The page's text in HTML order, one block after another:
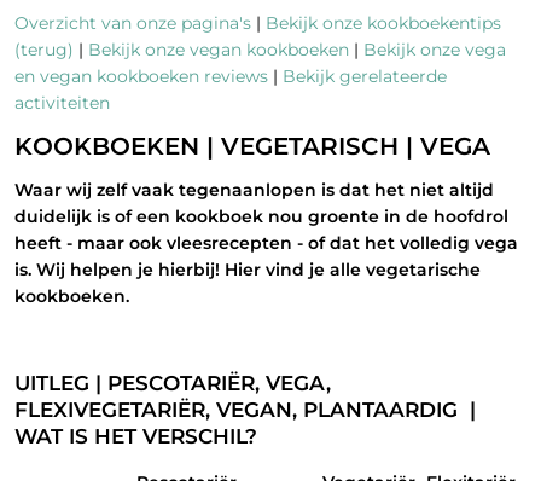
Overzicht van onze pagina's| Bekijk onze kookboekentips
(terug) | Bekijk onze vegan kookboeken| Bekijk onze vega
en vegan kookboeken reviews| Bekijk gerelateerde
activiteiten
KOOKBOEKEN | VEGETARISCH | VEGA
Waar wij zelf vaak tegenaanlopen is dat het niet altijd
duidelijk is of een kookboek nou groente in de hoofdrol
heeft - maar ook vleesrecepten - of dat het volledig vega
is. Wij helpen je hierbij! Hier vind je alle vegetarische
kookboeken.
UITLEG | PESCOTARIËR, VEGA,
FLEXIVEGETARIËR, VEGAN, PLANTAARDIG |
WAT IS HET VERSCHIL?